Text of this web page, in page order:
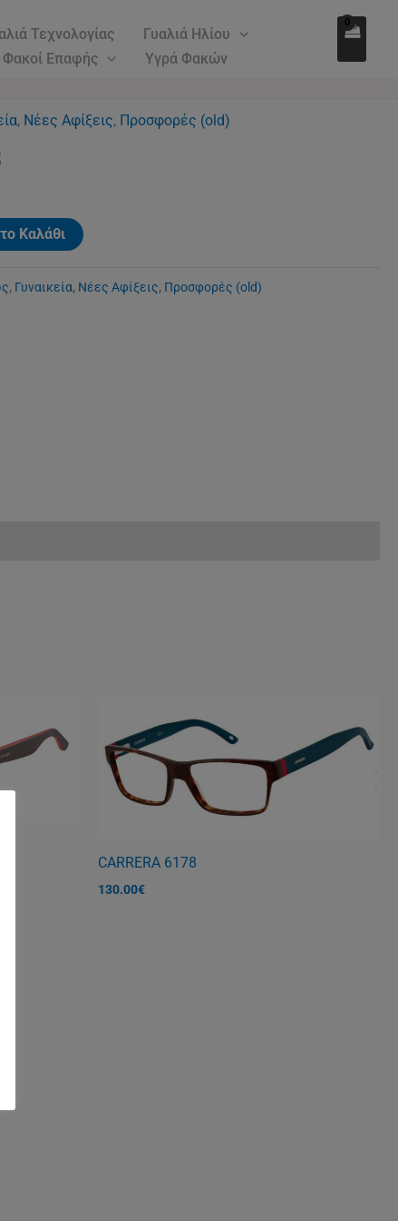
Τεχνολογίας
Γυαλιά Ηλίου
Φακοί Επαφής
Υγρά Φακών
, Νέες Αφίξεις, Προσφορές (old)
Καλάθι
, Γυναικεία, Νέες Αφίξεις, Προσφορές (old)
CARRERA 6178
130.00€
64.00€.